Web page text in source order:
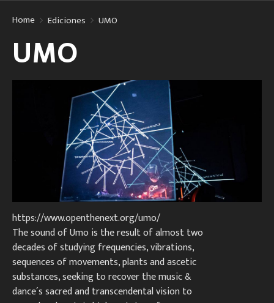
Home Ediciones UMO
UMO
https://www.openthenext.org/umo/
The sound of Umo is the result of almost two
decades of studying frequencies, vibrations,
sequences of movements, plants and ascetic
substances, seeking to recover the music &
dance´s sacred and transcendental vision to